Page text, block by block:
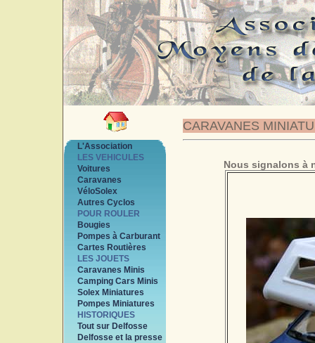
CARAVANES
L'Association
LES VEHICULES
Voitures
Caravanes
VéloSolex
Autres Cyclos
POUR ROULER
Bougies
Pompes à Carburant
Cartes Routières
LES JOUETS
Caravanes Minis
Camping Cars Minis
Solex Miniatures
Pompes Miniatures
HISTORIQUES
Tout sur Delfosse
Delfosse et la presse
Nous signalons à